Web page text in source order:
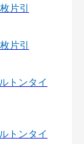
片引
片引
トンタイ
トンタイ